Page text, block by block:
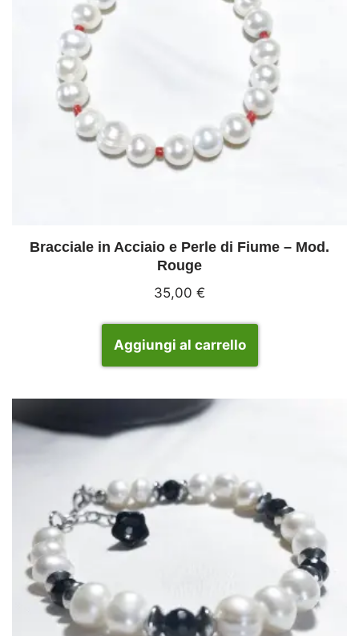
Bracciale in Acciaio e Perle di Fiume – Mod.
Rouge
35,00 €
Aggiungi al carrello